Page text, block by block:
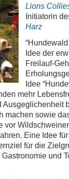
Lions
Initiatorin
Harz
Idee der
Freilauf-
Idee
mehr
Ausgeglichenheit
machen sowie
vor
Eine Idee
für die
und